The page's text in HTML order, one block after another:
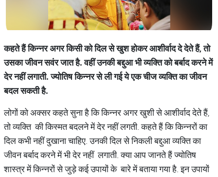
कहते हैं किन्नर अगर किसी को दिल से खुश होकर आशीर्वाद दे देते हैं, तो
उसका जीवन सवंर जात है. वहीं उनकी बद्दुआ भी व्यक्ति को बर्बाद करने में
देर नहीं लगाती. ज्योतिष किन्नर से ली गई ये एक चीज व्यक्ति का जीवन
बदल सकती है.
लोगों को अक्सर कहते सुना है कि किन्नर अगर खुशी से आशीर्वाद देते हैं,
तो व्यक्ति की किस्मत बदलने में देर नहीं लगती. कहते हैं कि किन्नरों का
दिल कभी नहीं दुखाना चाहिए. उनकी दिल से निकली बद्दुआ व्यक्ति का
जीवन बर्बाद करने में भी देर नहीं लगाती. क्या आप जानते हैं ज्योतिष
शास्त्र में किन्नरों से जुड़े कई उपायों के बारे में बताया गया है. इन उपायों